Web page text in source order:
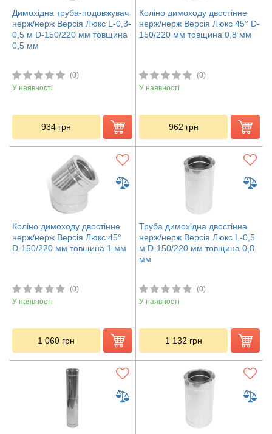
Димохідна труба-подовжувач
нерж/нерж Версія Люкс L-0,3-
0,5 м D-150/220 мм товщина
0,5 мм
(0)
У наявності
934 грн
Коліно димоходу двостінне
нерж/нерж Версія Люкс 45° D-
150/220 мм товщина 0,8 мм
(0)
У наявності
962 грн
Коліно димоходу двостінне
нерж/нерж Версія Люкс 45°
D-150/220 мм товщина 1 мм
(0)
У наявності
1 060 грн
Труба димохідна двостінна
нерж/нерж Версія Люкс L-0,5
м D-150/220 мм товщина 0,8
мм
(0)
У наявності
1 132 грн